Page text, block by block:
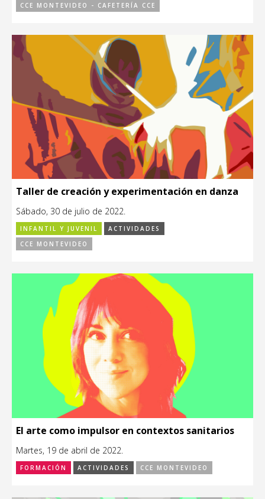
CCE MONTEVIDEO - CAFETERÍA CCE
Taller de creación y experimentación en danza
Sábado, 30 de julio de 2022.
INFANTIL Y JUVENIL
ACTIVIDADES
CCE MONTEVIDEO
El arte como impulsor en contextos sanitarios
Martes, 19 de abril de 2022.
FORMACIÓN ACTIVIDADES CCE MONTEVIDEO